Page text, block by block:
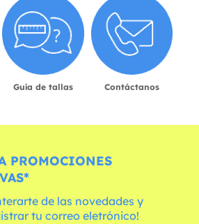
Guía de tallas Contáctanos
PROMOCIONES
de las novedades y
tu correo eletrónico!